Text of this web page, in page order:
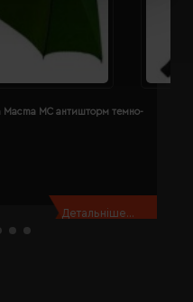
Macma MC антишторм темно-
Детальніше...